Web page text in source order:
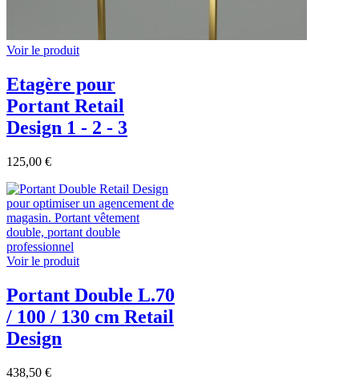
Voir le produit
Etagère pour
Portant Retail
Design 1 - 2 - 3
125,00 €
Voir le produit
Portant Double L.70
/ 100 / 130 cm Retail
Design
438,50 €